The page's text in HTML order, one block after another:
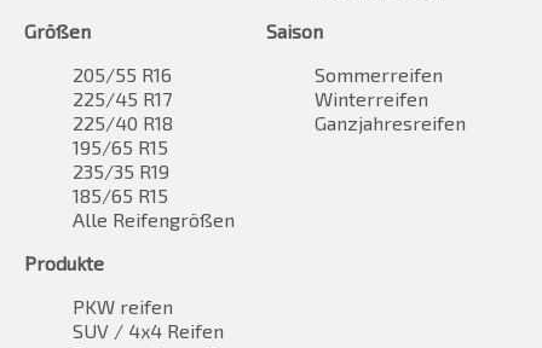
Größen
205/55 R16
225/45 R17
225/40 R18
195/65 R15
235/35 R19
185/65 R15
Alle Reifengrößen
Saison
Sommerreifen
Winterreifen
Ganzjahresreifen
Produkte
PKW reifen
SUV / 4x4 Reifen